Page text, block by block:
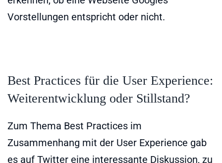
Vorstellungen entspricht oder nicht.
Best Practices für die User Experience:
Weiterentwicklung oder Stillstand?
Zum Thema Best Practices im
Zusammenhang mit der User Experience gab
es auf Twitter eine interessante Diskussion, zu